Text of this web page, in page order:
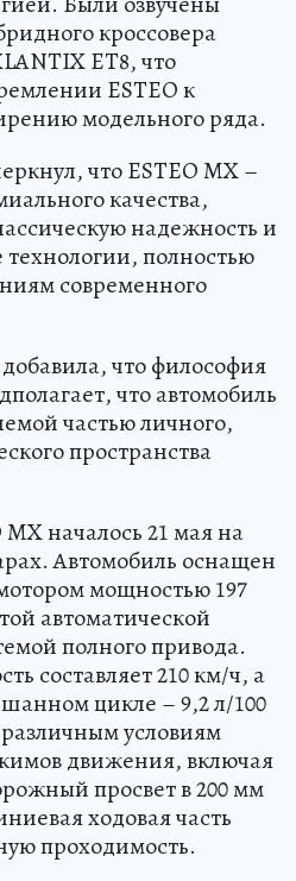
кроссовера
ET8, что
ESTEO к
модельного ряда.
что ESTEO MX –
качества,
надежность и
полностью
современного
что философия
что автомобиль
частью личного,
пространства
началось 21 мая на
Автомобиль оснащен
мощностью 197
автоматической
полного привода.
составляет 210 км/ч, а
цикле – 9,2 л/100
условиям
движения, включая
просвет в 200 мм
ходовая часть
проходимость.